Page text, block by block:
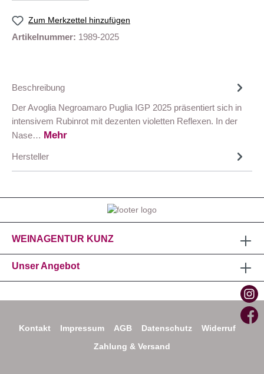
Zum Merkzettel hinzufügen
Artikelnummer: 1989-2025
Beschreibung
Der Avoglia Negroamaro Puglia IGP 2025 präsentiert sich in
intensivem Rubinrot mit dezenten violetten Reflexen. In der
Nase… Mehr
Hersteller
WEINAGENTUR KUNZ
Unser Angebot
Kontakt Impressum AGB Datenschutz
Widerruf
Zahlung & Versand